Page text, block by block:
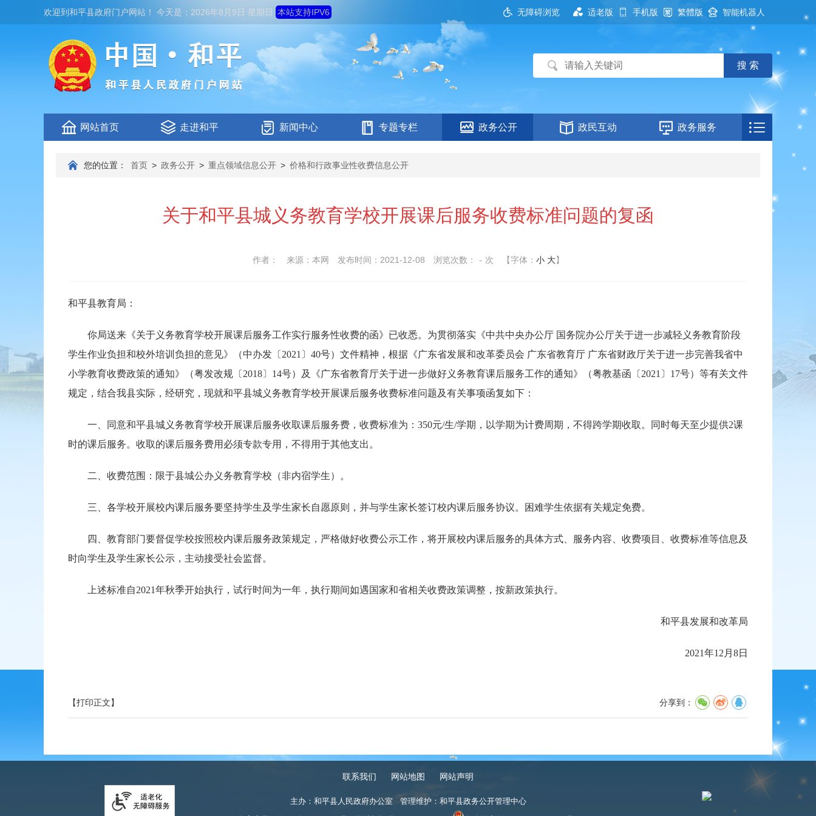
欢迎到和平县政府门户网站 ！ 今天是： 2026年8月9日 星期日 本站支持IPV6 无障碍浏览 适老版 手机版 繁體版 智能机器人
网站首页 走进和平 新闻中心 专题专栏 政务公开 政民互动 政务服务
您的位置： 首页 > 政务公开 > 重点领域信息公开 > 价格和行政事业性收费信息公开
关于和平县城义务教育学校开展课后服务收费标准问题的复函
作者： 来源：本网 发布时间：2021-12-08 浏览次数： - 次 【字体： 小 大】
和平县教育局：
你局送来《关于义务教育学校开展课后服务工作实行服务性收费的函》已收悉。为贯彻落实《中共中央办公厅 国务院办公厅关于进一步减轻义务教育阶段
学生作业负担和校外培训负担的意见》（中办发〔2021〕40号）文件精神，根据《广东省发展和改革委员会 广东省教育厅 广东省财政厅关于进一步完善我省中
小学教育收费政策的通知》（粤发改规〔2018〕14号）及《广东省教育厅关于进一步做好义务教育课后服务工作的通知》（粤教基函〔2021〕17号）等有关文件
规定，结合我县实际，经研究，现就和平县城义务教育学校开展课后服务收费标准问题及有关事项函复如下：
一、同意和平县城义务教育学校开展课后服务收取课后服务费，收费标准为：350元/生/学期，以学期为计费周期，不得跨学期收取。同时每天至少提供2课
时的课后服务。收取的课后服务费用必须专款专用，不得用于其他支出。
二、收费范围：限于县城公办义务教育学校（非内宿学生）。
三、各学校开展校内课后服务要坚持学生及学生家长自愿原则，并与学生家长签订校内课后服务协议。困难学生依据有关规定免费。
四、教育部门要督促学校按照校内课后服务政策规定，严格做好收费公示工作，将开展校内课后服务的具体方式、服务内容、收费项目、收费标准等信息及
时向学生及学生家长公示，主动接受社会监督。
上述标准自2021年秋季开始执行，试行时间为一年，执行期间如遇国家和省相关收费政策调整，按新政策执行。
和平县发展和改革局
2021年12月8日
分享到：
【打印正文】
联系我们 网站地图 网站声明
主办：和平县人民政府办公室 管理维护：和平县政务公开管理中心